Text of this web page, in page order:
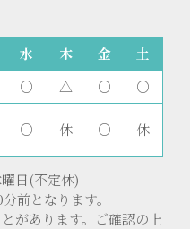
水 木 金 土
○ △ ○ ○
○ 休 ○ 休
日(不定休)
前となります。
があります。ご確認の上